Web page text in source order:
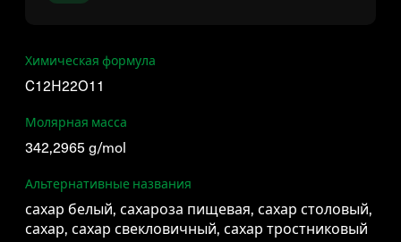
Химическая формула
C12H22O11
Молярная масса
342,2965 g/mol
Альтернативные названия
сахар белый, сахароза пищевая, сахар столовый,
сахар, сахар свекловичный, сахар тростниковый